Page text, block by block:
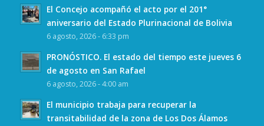
El Concejo acompañó el acto por el 201°
aniversario del Estado Plurinacional de Bolivia
6 agosto, 2026 - 6:33 pm
PRONÓSTICO. El estado del tiempo este jueves 6
de agosto en San Rafael
6 agosto, 2026 - 4:00 am
El municipio trabaja para recuperar la
transitabilidad de la zona de Los Dos Álamos